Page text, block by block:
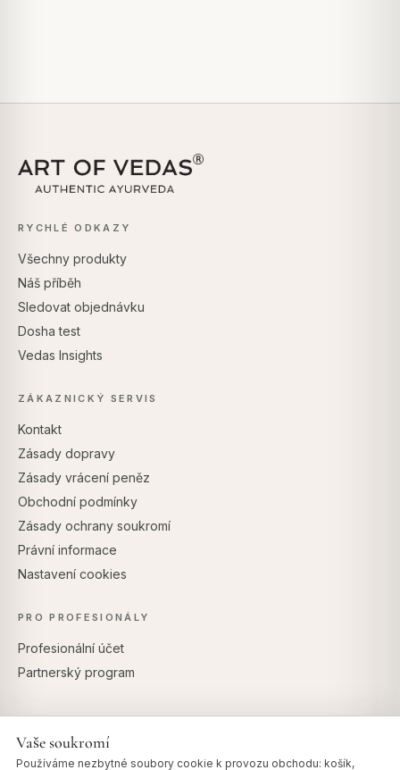
RYCHLÉ ODKAZY
Všechny produkty
Náš příběh
Sledovat objednávku
Dosha test
Vedas Insights
ZÁKAZNICKÝ SERVIS
Kontakt
Zásady dopravy
Zásady vrácení peněz
Obchodní podmínky
Zásady ochrany soukromí
Právní informace
Nastavení cookies
PRO PROFESIONÁLY
Profesionální účet
Partnerský program
Vaše soukromí
Používáme nezbytné soubory cookie k provozu obchodu: košík,